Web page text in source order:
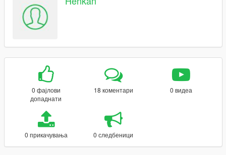
0 фајлови
допаднати
18 коментари 0 видеа
0 прикачувања 0 следбеници